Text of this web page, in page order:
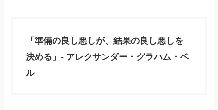
「準備の良し悪しが、結果の良し悪しを
決める」- アレクサンダー・グラハム・ベ
ル